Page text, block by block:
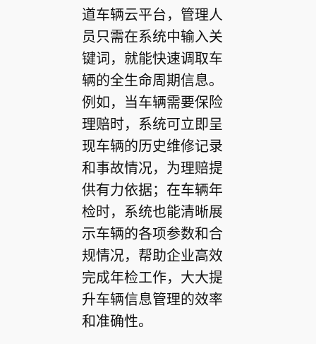
道车辆云平台，管理人
员只需在系统中输入关
键词，就能快速调取车
辆的全生命周期信息。
例如，当车辆需要保险
理赔时，系统可立即呈
现车辆的历史维修记录
和事故情况，为理赔提
供有力依据；在车辆年
检时，系统也能清晰展
示车辆的各项参数和合
规情况，帮助企业高效
完成年检工作，大大提
升车辆信息管理的效率
和准确性。